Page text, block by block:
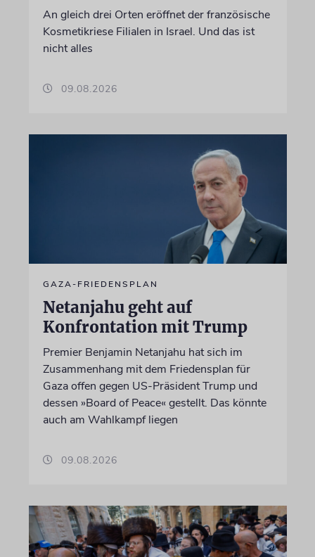
An gleich drei Orten eröffnet der französische
Kosmetikriese Filialen in Israel. Und das ist
nicht alles
09.08.2026
GAZA-FRIEDENSPLAN
Netanjahu geht auf
Konfrontation mit Trump
Premier Benjamin Netanjahu hat sich im
Zusammenhang mit dem Friedensplan für
Gaza offen gegen US-Präsident Trump und
dessen »Board of Peace« gestellt. Das könnte
auch am Wahlkampf liegen
09.08.2026